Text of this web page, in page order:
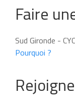
Faire
Sud Gironde -
Pourquoi ?